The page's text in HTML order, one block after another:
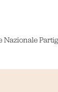
Nazionale